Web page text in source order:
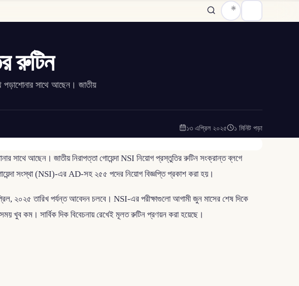
রুটিন
সাথে আছেন। জাতীয়
১৩ এপ্রিল ২০২৫ ১ মিনিট পড়া
আছেন। জাতীয় নিরাপত্তা গোয়েন্দা NSI নিয়োগ প্রস্তুতির রুটিন সংক্রান্ত ব্লগে
সংস্থা (NSI)-এর AD-সহ ২৫৫ পদের নিয়োগ বিজ্ঞপ্তি প্রকাশ করা হয়।
২০২৫ তারিখ পর্যন্ত আবেদন চলবে। NSI-এর পরীক্ষাগুলো আগামী জুন মাসের শেষ দিকে
খুব কম। সার্বিক দিক বিবেচনায় রেখেই মূলত রুটিন প্রণয়ন করা হয়েছে।